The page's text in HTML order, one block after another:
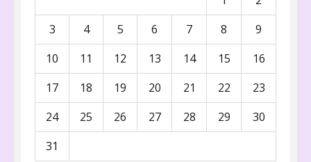
3
4 5 6 7 8
9
10
11 12 13 14 15
16
17
18 19 20 21 22
23
24
25 26 27 28 29
30
31